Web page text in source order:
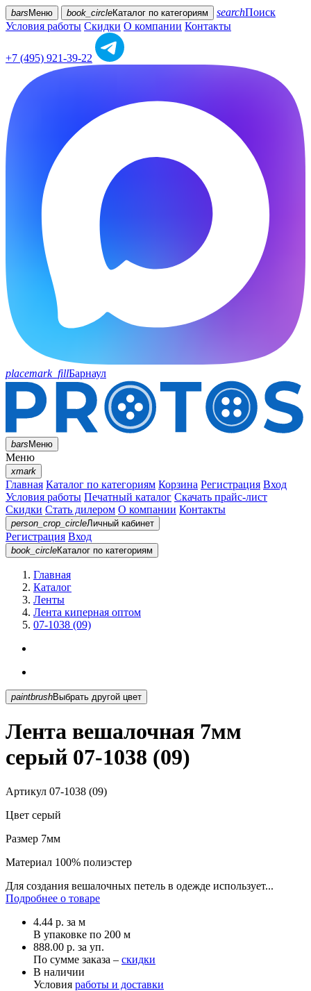
bars Меню book_circleКаталог по категориям searchПоиск
Условия работы Скидки О компании Контакты
+7 (495) 921-39-22
placemark_fillБарнаул
barsМеню
Меню
xmark
Главная Каталог по категориям Корзина Регистрация Вход
Условия работы Печатный каталог Скачать прайс-лист
Скидки Стать дилером О компании Контакты
person_crop_circleЛичный кабинет
Регистрация Вход
book_circleКаталог по категориям
Главная
Каталог
Ленты
Лента киперная оптом
07-1038 (09)
paintbrush Выбрать другой цвет
Лента вешалочная 7мм
серый 07-1038 (09)
Артикул 07-1038 (09)
Цвет серый
Размер 7мм
Материал 100% полиэстер
Для создания вешалочных петель в одежде использует...
Подробнее о товаре
4.44 р. за м
В упаковке по 200 м
888.00 р. за уп.
По сумме заказа – скидки
В наличии
Условия работы и доставки